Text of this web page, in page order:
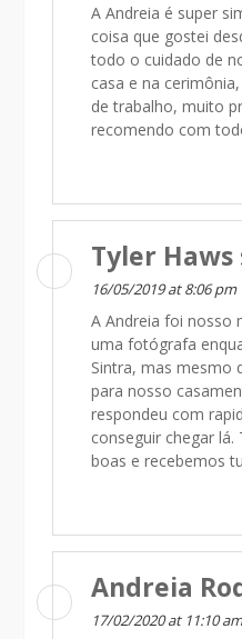
A Andreia é super
coisa que gostei
todo o cuidado de
casa e na
de trabalho, muito
recomendo com
Tyler Haws
16/05/2019 at 8:06 pm
A Andreia foi nosso
uma fotógrafa
Sintra, mas mesmo
para nosso
respondeu com
conseguir chegar
boas e recebemos
Andreia
17/02/2020 at 11:10 am